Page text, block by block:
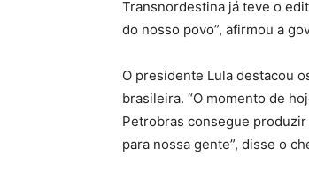
Transnordestina já teve o
do nosso povo”, afirmou a
O presidente Lula destacou
brasileira. “O momento de
Petrobras consegue
para nossa gente”, disse o